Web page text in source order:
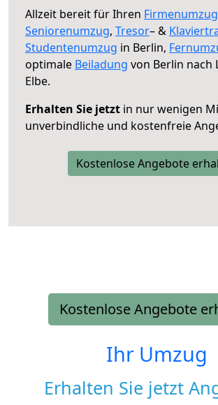
Allzeit bereit für Ihren Firmenumzug
Seniorenumzug, Tresor– &
Studentenumzug in Berlin,
optimale Beiladung von Berlin nach
Elbe.
Erhalten Sie jetzt in nur wenigen
unverbindliche und kostenfreie
Kostenlose Angebote
Kostenlose Angebote
Ihr Umzug
Erhalten Sie jetzt